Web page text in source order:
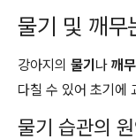
물기 및 깨무
강아지의 물기 나 깨
다칠 수 있어 초기에
물기 습관의